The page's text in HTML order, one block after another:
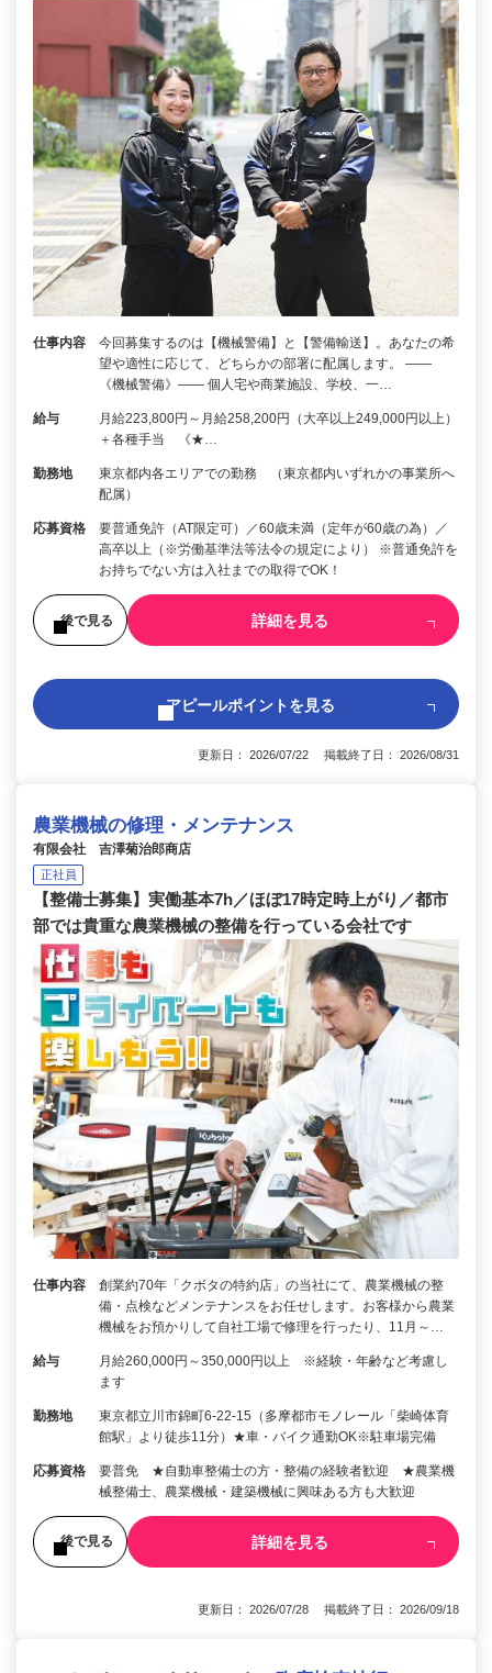
仕事内容
今回募集するのは【機械警備】と【警備輸送】。あなたの希
望や適性に応じて、どちらかの部署に配属します。 ――
《機械警備》―― 個人宅や商業施設、学校、一…
給与
月給223,800円～月給258,200円（大卒以上249,000円以上）
＋各種手当 《★…
勤務地
東京都内各エリアでの勤務 （東京都内いずれかの事業所へ
配属）
応募資格
要普通免許（AT限定可）／60歳未満（定年が60歳の為）／
高卒以上（※労働基準法等法令の規定により） ※普通免許を
お持ちでない方は入社までの取得でOK！
後で見る 詳細を見る
アピールポイントを見る
更新日： 2026/07/22 掲載終了日： 2026/08/31
農業機械の修理・メンテナンス
有限会社 吉澤菊治郎商店
正社員
【整備士募集】実働基本7h／ほぼ17時定時上がり／都市
部では貴重な農業機械の整備を行っている会社です
仕事内容
創業約70年「クボタの特約店」の当社にて、農業機械の整
備・点検などメンテナンスをお任せします。お客様から農業
機械をお預かりして自社工場で修理を行ったり、11月～…
給与
月給260,000円～350,000円以上 ※経験・年齢など考慮し
ます
勤務地
東京都立川市錦町6-22-15（多摩都市モノレール「柴崎体育
館駅」より徒歩11分）★車・バイク通勤OK※駐車場完備
応募資格
要普免 ★自動車整備士の方・整備の経験者歓迎 ★農業機
械整備士、農業機械・建築機械に興味ある方も大歓迎
後で見る 詳細を見る
更新日： 2026/07/28 掲載終了日： 2026/09/18